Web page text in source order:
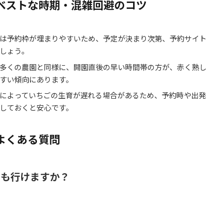
ストな時期・混雑回避のコツ
予約枠が埋まりやすいため、予定が決まり次第、予約サイト
ょう。
多くの農園と同様に、開園直後の早い時間帯の方が、赤く熟し
い傾向にあります。
によっていちごの生育が遅れる場合があるため、予約時や出発
ておくと安心です。
くある質問
行けますか？